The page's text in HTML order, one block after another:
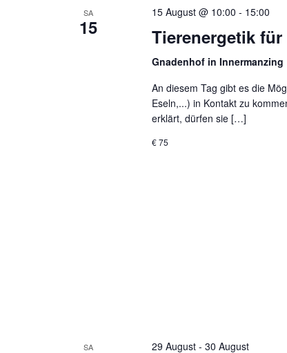
SA
15
15 August @ 10:00 - 15:00
Tierenergetik
Gnadenhof in Innermanzing
An diesem Tag gibt es die
Eseln,...) in Kontakt zu
erklärt, dürfen sie […]
€ 75
SA 29 August- 30 August